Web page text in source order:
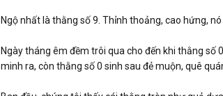
Ngộ nhất là thằng số 9. Thỉnh thoảng, cao hứng,
Ngày tháng êm đềm trôi qua cho đến khi thằng
minh ra, còn thằng số 0 sinh sau đẻ muộn, quê